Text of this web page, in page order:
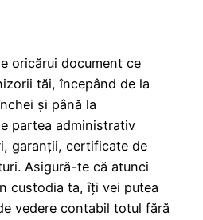
oricărui document ce
tăi, începând de la
şi până la
partea administrativ
garanţii, certificate de
Asigură-te că atunci
custodia ta, îţi vei putea
vedere contabil totul fără